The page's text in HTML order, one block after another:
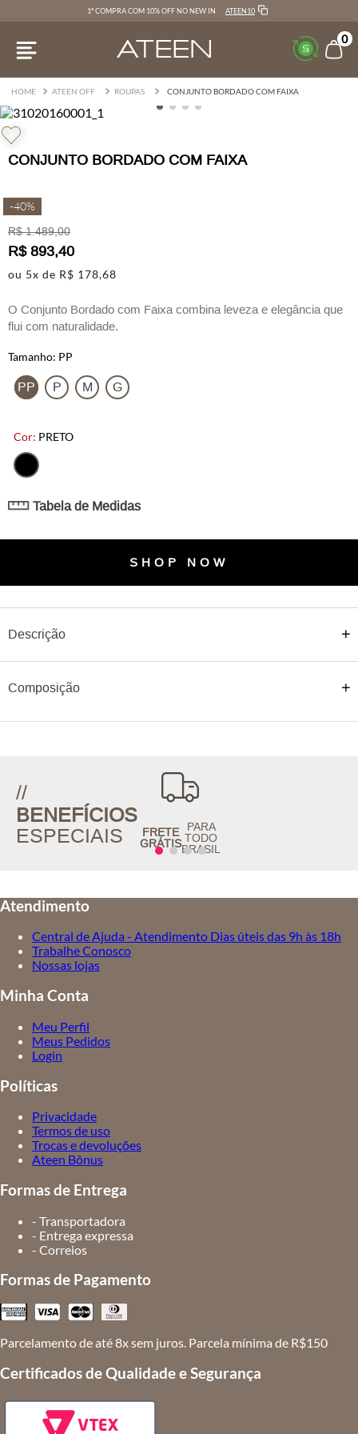
1ª COMPRA COM 10% OFF NO NEW IN ATEEN10
0
ATEEN OFF ROUPAS CONJUNTO BORDADO COM FAIXA
CONJUNTO BORDADO COM FAIXA
-40%
R$ 1.489,00
R$ 893,40
ou 5x de R$ 178,68
O Conjunto Bordado com Faixa combina leveza e elegância que
flui com naturalidade.
Perfeito para quem busca estilo sem abrir mão do conforto, é
composto por 3 peças: o top com alças finas que ganha
destaque com a aplicação bordada em tons de vermelho e cinza,
bordado na pala e acrescenta um charme extra, valorizando a
silhueta, enquanto a calça de caimento suave que conta com
detalhe no tornozelo com acabamento em elástico que finaliza o
– Faixa triangular na cintura com amarração lateral;
– Bordado em padrão geométrico artesanal.
PRETO
PP
PP P M G
Tabela de Medidas
SHOP NOW
Descrição
Composição
//
BENEFÍCIOS
ESPECIAIS
FRETE
GRÁTIS
PARA
TODO
BRASIL
Atendimento
Central de Ajuda - Atendimento Dias úteis das 9h às 18h
Trabalhe Conosco
Nossas lojas
Minha Conta
Meu Perfil
Meus Pedidos
Login
Políticas
Privacidade
Termos de uso
Trocas e devoluções
Ateen Bônus
Formas de Entrega
- Transportadora
- Entrega expressa
- Correios
Formas de Pagamento
Parcelamento de até 8x sem juros. Parcela mínima de R$150
Certificados de Qualidade e Segurança